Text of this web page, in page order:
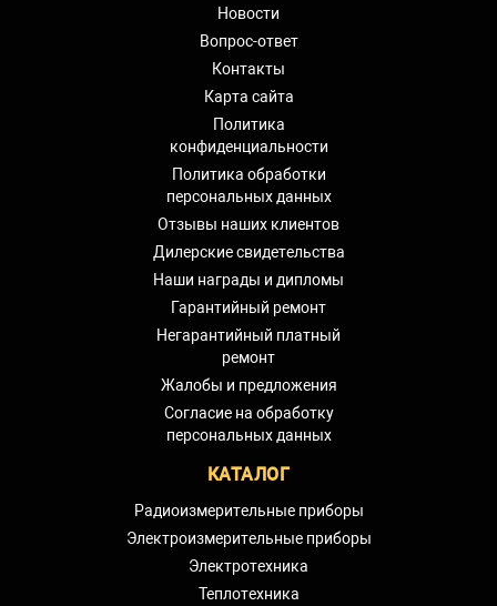
Новости
Вопрос-ответ
Контакты
Карта сайта
Политика
конфиденциальности
Политика обработки
персональных данных
Отзывы наших клиентов
Дилерские свидетельства
Наши награды и дипломы
Гарантийный ремонт
Негарантийный платный
ремонт
Жалобы и предложения
Согласие на обработку
персональных данных
КАТАЛОГ
Радиоизмерительные приборы
Электроизмерительные приборы
Электротехника
Теплотехника